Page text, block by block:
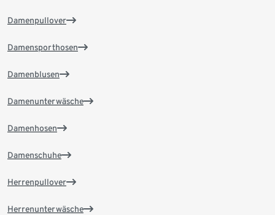
Damenpullover
Damensporthosen
Damenblusen
Damenunterwäsche
Damenhosen
Damenschuhe
Herrenpullover
Herrenunterwäsche